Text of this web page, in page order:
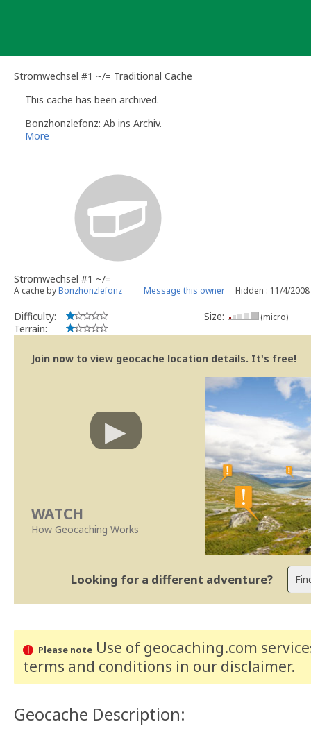
Stromwechsel #1 ~/= Traditional Cache
This cache has been archived.
Bonzhonzlefonz: Ab ins Archiv.
More
Stromwechsel #1 ~/=
A cache byBonzhonzlefonz Message this owner Hidden : 11/4/2008
Difficulty:
Terrain:
Size: (micro)
Join now to view geocache location details. It's free!
WATCH
How Geocaching Works
Looking for a different adventure?
Please noteUse of geocaching.com
terms and conditions in our disclaimer.
Geocache Description: